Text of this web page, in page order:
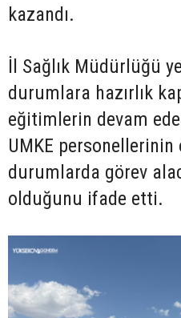
kazandı.
İl Sağlık Müdürlüğü
durumlara hazırlık
eğitimlerin devam
UMKE personellerinin
durumlarda görev
olduğunu ifade etti.